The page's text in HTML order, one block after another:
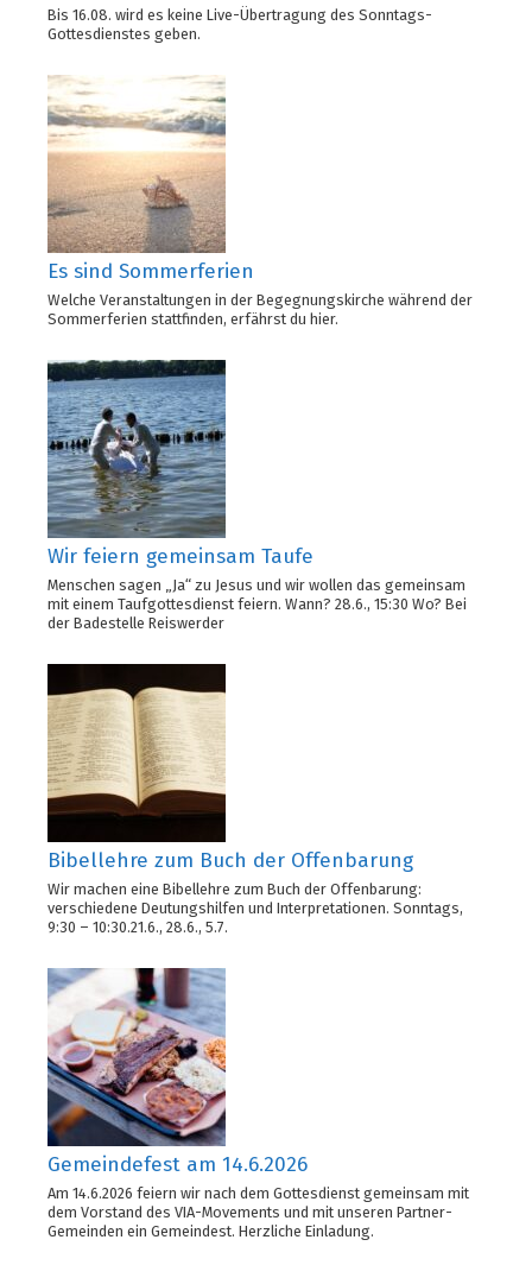
Bis 16.08. wird es keine Live-Übertragung des Sonntags-
Gottesdienstes geben.
Es sind Sommerferien
Welche Veranstaltungen in der Begegnungskirche während der
Sommerferien stattfinden, erfährst du hier.
Wir feiern gemeinsam Taufe
Menschen sagen „Ja“ zu Jesus und wir wollen das gemeinsam
mit einem Taufgottesdienst feiern. Wann? 28.6., 15:30 Wo? Bei
der Badestelle Reiswerder
Bibellehre zum Buch der Offenbarung
Wir machen eine Bibellehre zum Buch der Offenbarung:
verschiedene Deutungshilfen und Interpretationen. Sonntags,
9:30 – 10:30.21.6., 28.6., 5.7.
Gemeindefest am 14.6.2026
Am 14.6.2026 feiern wir nach dem Gottesdienst gemeinsam mit
dem Vorstand des VIA-Movements und mit unseren Partner-
Gemeinden ein Gemeindest. Herzliche Einladung.